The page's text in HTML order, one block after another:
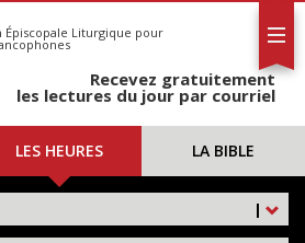
Épiscopale Liturgique pour
Recevez gratuitement
les lectures du jour par courriel
LES HEURES LA BIBLE
|